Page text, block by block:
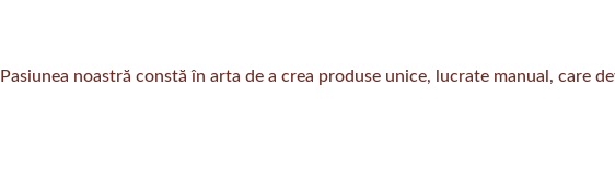
Pasiunea noastră constă în arta de a crea produse unice, lucrate manual, care